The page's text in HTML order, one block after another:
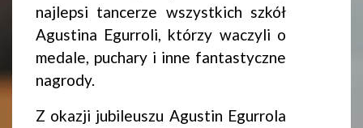
najlepsi tancerze wszystkich szkół
Agustina Egurroli, którzy waczyli o
medale, puchary i inne fantastyczne
nagrody.
Z okazji jubileuszu Agustin Egurrola